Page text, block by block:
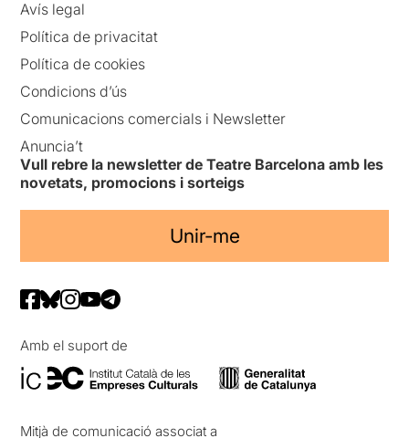
Avís legal
Política de privacitat
Política de cookies
Condicions d’ús
Comunicacions comercials i Newsletter
Anuncia’t
Vull rebre la newsletter de Teatre Barcelona amb les
novetats, promocions i sorteigs
Unir-me
Amb el suport de
Mitjà de comunicació associat a